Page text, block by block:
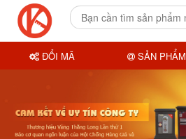
ĐỔI MÃ SẢN PHẨM